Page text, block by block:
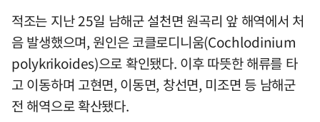
적조는 지난 25일 남해군 설천면 원곡리 앞 해역에서 처
음 발생했으며, 원인은 코클로디니움(Cochlodinium
polykrikoides)으로 확인됐다. 이후 따뜻한 해류를 타
고 이동하며 고현면, 이동면, 창선면, 미조면 등 남해군
전 해역으로 확산됐다.